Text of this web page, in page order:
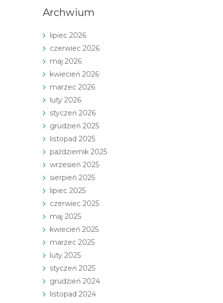
Archwium
lipiec 2026
czerwiec 2026
maj 2026
kwiecień 2026
marzec 2026
luty 2026
styczeń 2026
grudzień 2025
listopad 2025
październik 2025
wrzesień 2025
sierpień 2025
lipiec 2025
czerwiec 2025
maj 2025
kwiecień 2025
marzec 2025
luty 2025
styczeń 2025
grudzień 2024
listopad 2024